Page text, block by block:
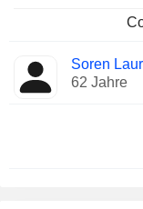
Soren
62 Jahre